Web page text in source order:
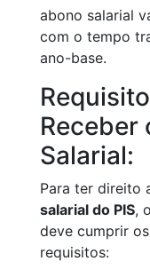
abono salarial
com o tempo
ano-base.
Receber
Salarial:
Para ter direito
salarial do PIS,
deve cumprir
requisitos: